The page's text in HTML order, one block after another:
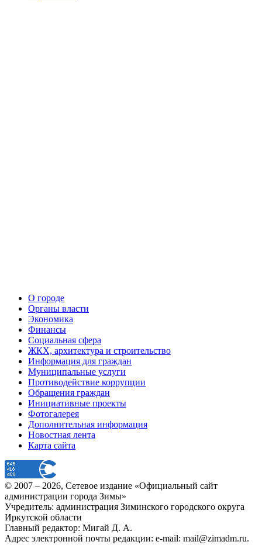
О городе
Органы власти
Экономика
Финансы
Социальная сфера
ЖКХ, архитектура и строительство
Информация для граждан
Муниципальные услуги
Противодействие коррупции
Обращения граждан
Инициативные проекты
Фотогалерея
Дополнительная информация
Новостная лента
Карта сайта
© 2007 – 2026, Сетевое издание «Официальный сайт
администрации города Зимы»
Учредитель: администрация Зиминского городского округа
Иркутской области
Главный редактор: Мигай Д. А.
Адрес электронной почты редакции: e-mail: mail@zimadm.ru.